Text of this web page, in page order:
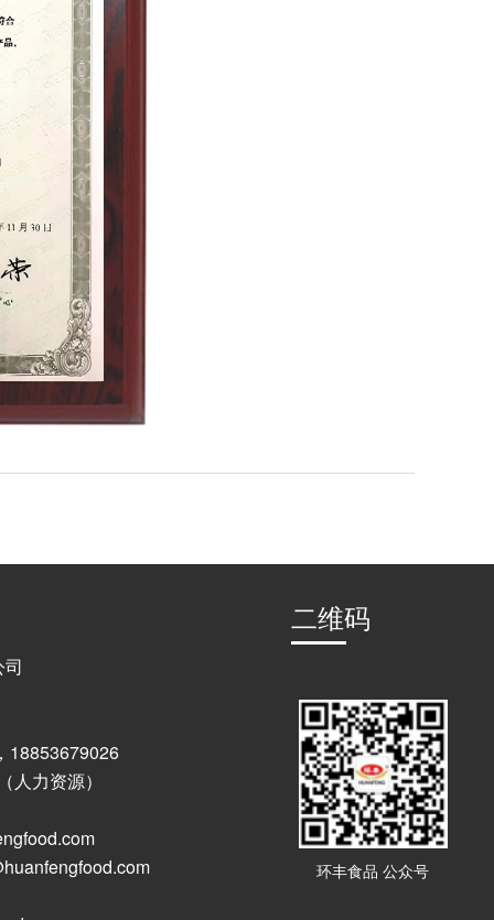
18853679026
力资源）
二维码
环丰食品 公众号